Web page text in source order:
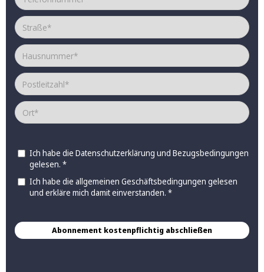
Ich habe die Datenschutzerklärung und Bezugsbedingungen
gelesen. *
Ich habe die allgemeinen Geschäftsbedingungen gelesen
und erkläre mich damit einverstanden. *